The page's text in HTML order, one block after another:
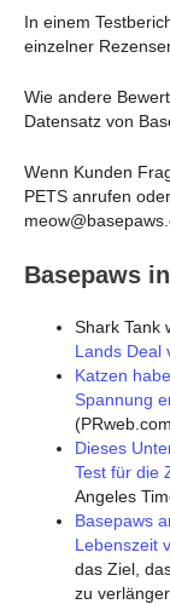
In einem
einzelner
Wie andere
Datensatz von
Wenn Kunden
PETS anrufen
Basepaws
Shark Tank
Lands Deal
Katzen
Spannung
Dieses
Test für die
Angeles
Basepaws
Lebenszeit
das Ziel,
zu